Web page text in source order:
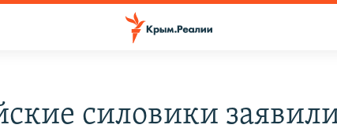
силовики